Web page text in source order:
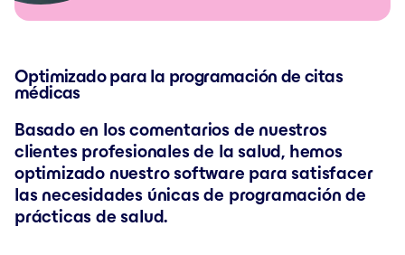
Optimizado para la programación de citas
médicas
Basado en los comentarios de nuestros
clientes profesionales de la salud, hemos
optimizado nuestro software para satisfacer
las necesidades únicas de programación de
prácticas de salud.